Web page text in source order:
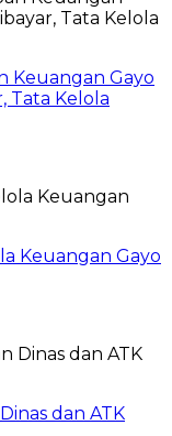
Keuangan Gayo
Tata Kelola
Keuangan Gayo
dan ATK